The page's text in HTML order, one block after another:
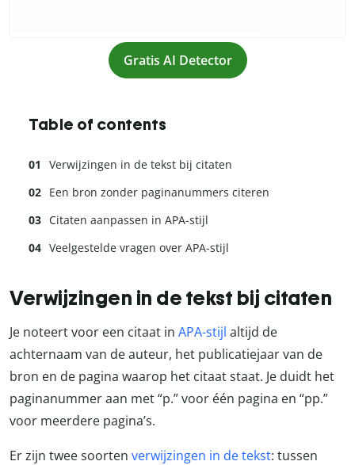
Gratis AI Detector
Table of contents
Verwijzingen in de tekst bij citaten
Een bron zonder paginanummers citeren
Citaten aanpassen in APA-stijl
Veelgestelde vragen over APA-stijl
Verwijzingen in de tekst bij citaten
Je noteert voor een citaat in APA-stijl altijd de
achternaam van de auteur, het publicatiejaar van de
bron en de pagina waarop het citaat staat. Je duidt het
paginanummer aan met “p.” voor één pagina en “pp.”
voor meerdere pagina’s.
Er zijn twee soorten verwijzingen in de tekst: tussen